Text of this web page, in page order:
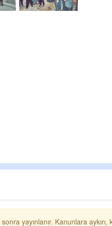
yayınlanır. Kanunlara